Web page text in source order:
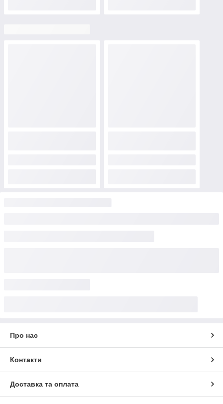
Про нас
Контакти
Доставка та оплата